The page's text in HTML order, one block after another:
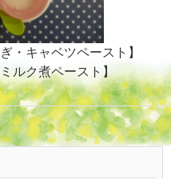
・キャベツペースト】
ルク煮ペースト】